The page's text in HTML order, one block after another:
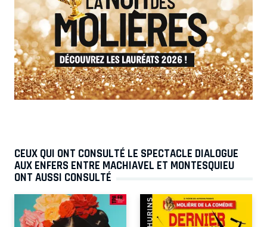
CEUX QUI ONT CONSULTÉ LE SPECTACLE DIALOGUE
AUX ENFERS ENTRE MACHIAVEL ET MONTESQUIEU
ONT AUSSI CONSULTÉ